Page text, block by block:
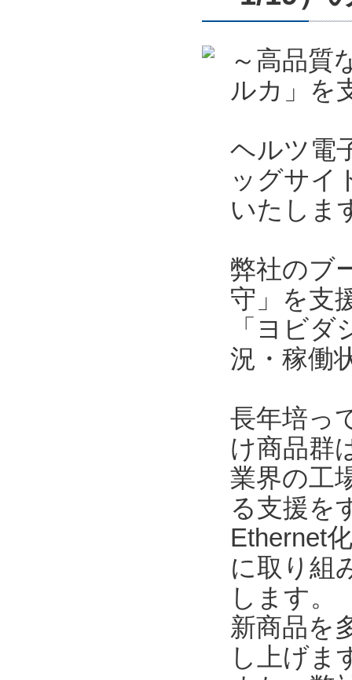
～高品質
ルカ」を
ヘルツ電
ッグサイ
いたしま
弊社のブ
守」を支
「ヨビ
況・稼働
長年培っ
け商品群
業界の工
る支援を
Ethernet
に取り組
します。
新商品を
し上げま